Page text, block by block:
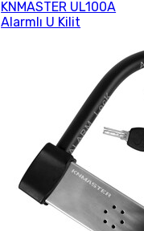
KNMASTER UL100A
Alarmlı U Kilit